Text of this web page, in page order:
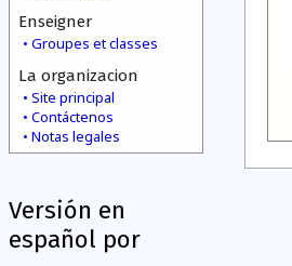
Enseigner
Groupes et classes
La organizacion
Site principal
Contáctenos
Notas legales
Versión en
español por